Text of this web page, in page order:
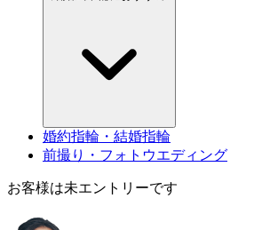
婚約指輪・結婚指輪
前撮り・フォトウエディング
お客様は未エントリーです